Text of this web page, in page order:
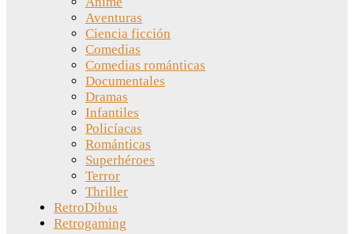
Aventuras
Ciencia ficción
Comedias
Comedias románticas
Documentales
Dramas
Infantiles
Policíacas
Románticas
Superhéroes
Terror
Thriller
RetroDibus
Retrogaming